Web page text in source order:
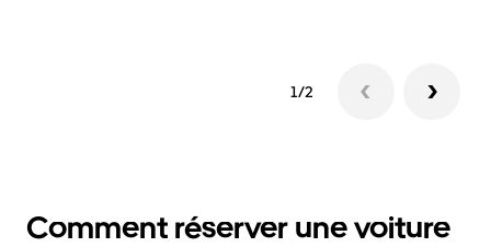
1/2
Comment réserver une voiture